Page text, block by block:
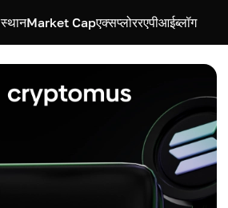
स्थानMarket Capएक्सप्लोररएपीआईब्लॉग